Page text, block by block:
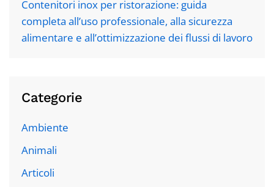
Contenitori inox per ristorazione: guida
completa all’uso professionale, alla sicurezza
alimentare e all’ottimizzazione dei flussi di lavoro
Categorie
Ambiente
Animali
Articoli